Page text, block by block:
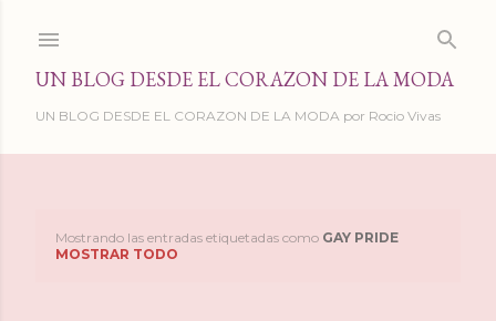
UN BLOG DESDE EL CORAZON DE LA MODA
UN BLOG DESDE EL CORAZON DE LA MODA por Rocio Vivas
Mostrando las entradas etiquetadas como GAY PRIDE
MOSTRAR TODO